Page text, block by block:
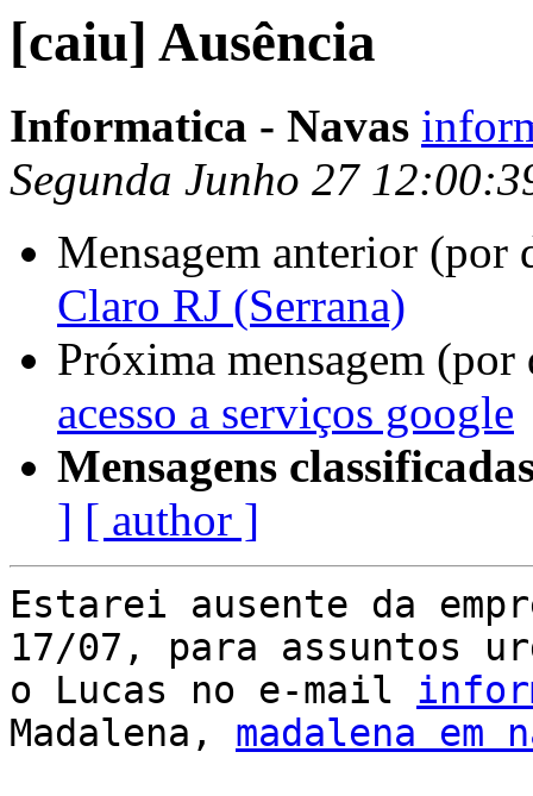
[caiu] Ausência
Informatica - Navas
Segunda Junho 27
Mensagem anterior (por
Claro RJ (Serrana)
Próxima mensagem
acesso a serviços google
Mensagens
] [ author ]
Estarei ausente da
17/07, para assuntos
o Lucas no e-mail
Madalena, madalena em